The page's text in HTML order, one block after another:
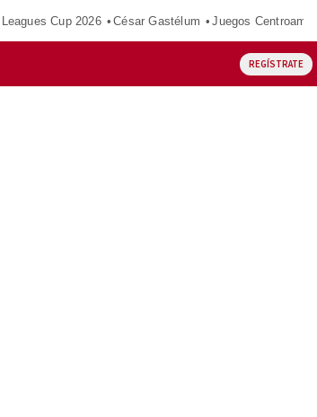
Leagues Cup 2026 César Gastélum Juegos
REGÍSTRATE